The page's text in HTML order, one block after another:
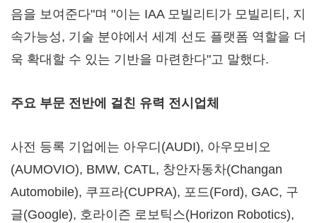
음을 보여준다"며 "이는 IAA 모빌리티가 모빌리티, 지
속가능성, 기술 분야에서 세계 선도 플랫폼 역할을 더
욱 확대할 수 있는 기반을 마련한다"고 말했다.
주요 부문 전반에 걸친 유력 전시업체
사전 등록 기업에는 아우디(AUDI), 아우모비오
(AUMOVIO), BMW, CATL, 창안자동차(Changan
Automobile), 쿠프라(CUPRA), 포드(Ford), GAC, 구
글(Google), 호라이즌 로보틱스(Horizon Robotics),